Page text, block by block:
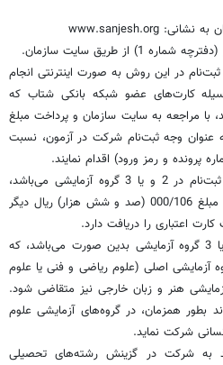
ثبت‌نام در این روش به صورت اینترنتی انجام
کارت‌های عضو شبکه بانکی شتاب که
با مراجعه به سایت سازمان و پرداخت مبلغ
به عنوان وجه ثبت‌نام شرکت در آزمون، نسبت
پرونده و رمز ورود) اقدام نمایند.
تبصره 1- چنانچه داوطلبی متقاضی ثبت‌نام در 2 و یا 3 گروه آزمایشی می‌باشد،
لازم است به ازای هر گروه آزمایشی مبلغ 000/106 (صد و شش هزار) ریال دیگر
اعتباری را دریافت دارد.
تبصره 2- منظور از ثبت‌نام در 2 و یا 3 گروه آزمایشی بدین صورت می‌باشد، که
آزمایشی اصلی (علوم ریاضی و فنی یا علوم
هنر و زبان خارجی نیز متقاضی شود.
بطور همزمان، در گروه‌های آزمایشی علوم
شرکت نماید.
به شرکت در گزینش رشته‌های تحصیلی